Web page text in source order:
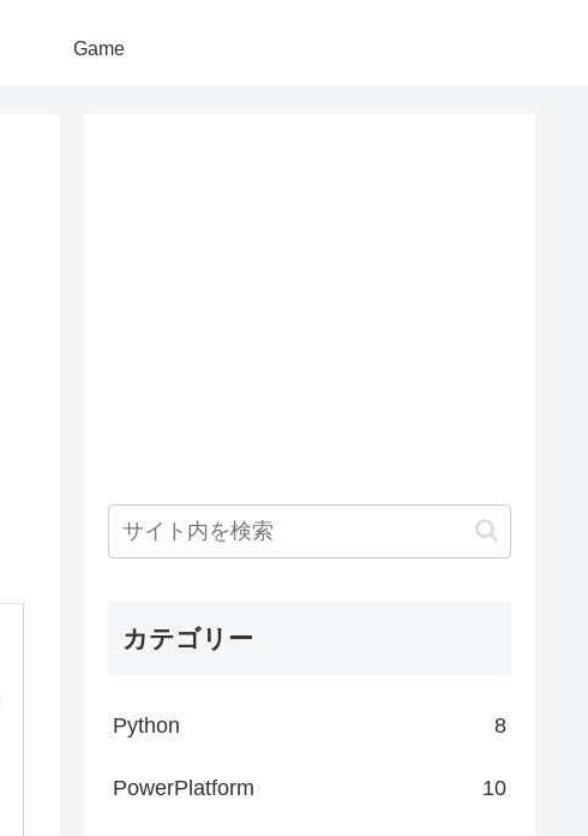
Game
カテゴリー
Python 8
PowerPlatform 10